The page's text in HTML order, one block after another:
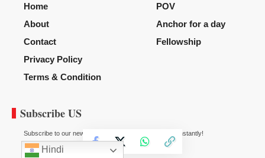
Home
About
Contact
Privacy Policy
Terms & Condition
POV
Anchor for a day
Fellowship
Subscribe US
Subscribe to our newsletter to get our newest articles instantly!
Hindi